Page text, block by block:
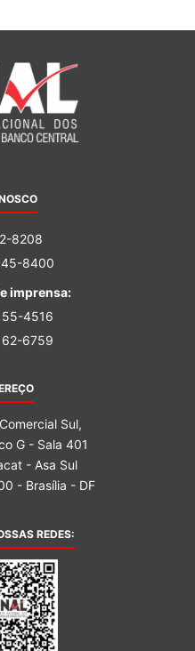
8208
8400
imprensa:
4516
6759
Sul,
G - Sala 401
- Asa Sul
- Brasília - DF
REDES: